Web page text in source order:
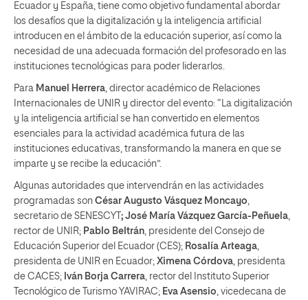
Ecuador y España, tiene como objetivo fundamental abordar
los desafíos que la digitalización y la inteligencia artificial
introducen en el ámbito de la educación superior, así como la
necesidad de una adecuada formación del profesorado en las
instituciones tecnológicas para poder liderarlos.
Para Manuel Herrera , director académico de Relaciones
Internacionales de UNIR y director del evento: “La digitalización
y la inteligencia artificial se han convertido en elementos
esenciales para la actividad académica futura de las
instituciones educativas, transformando la manera en que se
imparte y se recibe la educación”.
Algunas autoridades que intervendrán en las actividades
programadas son César Augusto Vásquez Moncayo
secretario de SENESCYT ; José María Vázquez García-Peñuela
rector de UNIR; Pablo Beltrán , presidente del Consejo de
Educación Superior del Ecuador (CES); Rosalía Arteaga
presidenta de UNIR en Ecuador; Ximena Córdova , presidenta
de CACES; Iván Borja Carrera , rector del Instituto Superior
Tecnológico de Turismo YAVIRAC; Eva Asensio , vicedecana de